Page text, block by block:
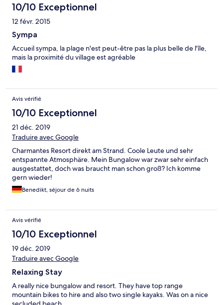
10/10 Exceptionnel
12 févr. 2015
Sympa
Accueil sympa, la plage n'est peut-être pas la plus belle de l'île,
mais la proximité du village est agréable
Avis vérifié
10/10 Exceptionnel
21 déc. 2019
Traduire avec Google
Charmantes Resort direkt am Strand. Coole Leute und sehr
entspannte Atmosphäre. Mein Bungalow war zwar sehr einfach
ausgestattet, doch was braucht man schon groß? Ich komme
gern wieder!
Benedikt, séjour de 6 nuits
Avis vérifié
10/10 Exceptionnel
19 déc. 2019
Traduire avec Google
Relaxing Stay
A really nice bungalow and resort. They have top range
mountain bikes to hire and also two single kayaks. Was on a nice